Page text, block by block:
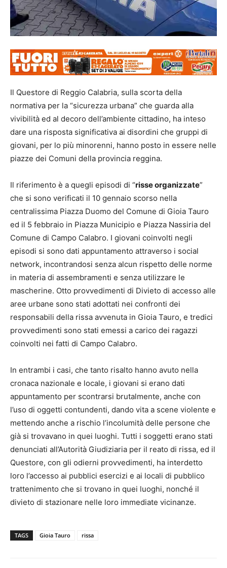
Il Questore di Reggio Calabria, sulla scorta della
normativa per la “sicurezza urbana” che guarda alla
vivibilità ed al decoro dell’ambiente cittadino, ha inteso
dare una risposta significativa ai disordini che gruppi di
giovani, per lo più minorenni, hanno posto in essere nelle
piazze dei Comuni della provincia reggina.
Il riferimento è a quegli episodi di “risse organizzate”
che si sono verificati il 10 gennaio scorso nella
centralissima Piazza Duomo del Comune di Gioia Tauro
ed il 5 febbraio in Piazza Municipio e Piazza Nassiria del
Comune di Campo Calabro. I giovani coinvolti negli
episodi si sono dati appuntamento attraverso i social
network, incontrandosi senza alcun rispetto delle norme
in materia di assembramenti e senza utilizzare le
mascherine. Otto provvedimenti di Divieto di accesso alle
aree urbane sono stati adottati nei confronti dei
responsabili della rissa avvenuta in Gioia Tauro, e tredici
provvedimenti sono stati emessi a carico dei ragazzi
coinvolti nei fatti di Campo Calabro.
In entrambi i casi, che tanto risalto hanno avuto nella
cronaca nazionale e locale, i giovani si erano dati
appuntamento per scontrarsi brutalmente, anche con
l’uso di oggetti contundenti, dando vita a scene violente e
mettendo anche a rischio l’incolumità delle persone che
già si trovavano in quei luoghi. Tutti i soggetti erano stati
denunciati all’Autorità Giudiziaria per il reato di rissa, ed il
Questore, con gli odierni provvedimenti, ha interdetto
loro l’accesso ai pubblici esercizi e ai locali di pubblico
trattenimento che si trovano in quei luoghi, nonché il
divieto di stazionare nelle loro immediate vicinanze.
TAGS Gioia Tauro rissa